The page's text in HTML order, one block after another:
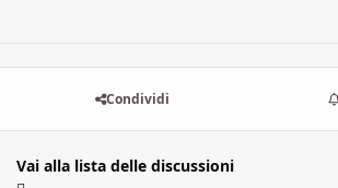
Condividi
Vai alla lista delle discussioni